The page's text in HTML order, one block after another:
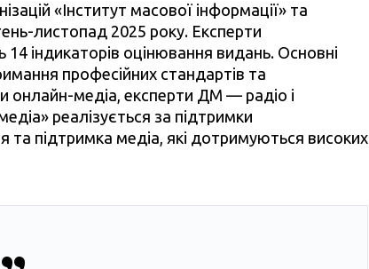
«Інститут масової інформації» та
листопад 2025 року. Експерти
14 індикаторів оцінювання видань. Основні
професійних стандартів та
онлайн-медіа, експерти ДМ — радіо і
реалізується за підтримки
та підтримка медіа, які дотримуються високих